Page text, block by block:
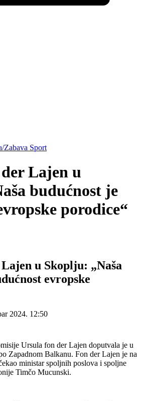
Zabava Sport
Lajen u
budućnost je
porodice“
u Skoplju: „Naša
evropske
2024. 12:50
Ursula fon der Lajen doputvala je u
Zapadnom Balkanu. Fon der Lajen je na
ministar spoljnih poslova i spoljne
Timčo Mucunski.